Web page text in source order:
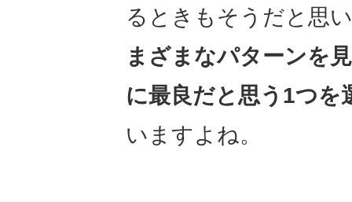
るときもそうだと思
まざまなパターンを
に最良だと思う1つを
いますよね。